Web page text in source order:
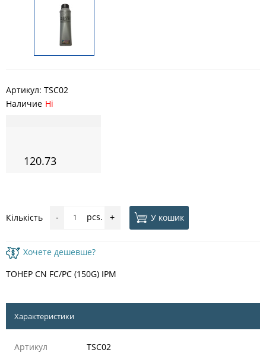
Артикул: TSC02
Наличие Ні
120.73
Кількість - pcs. + У кошик
Хочете дешевше?
ТОНЕР CN FC/PC (150G) IPM
Характеристики
Артикул
TSC02